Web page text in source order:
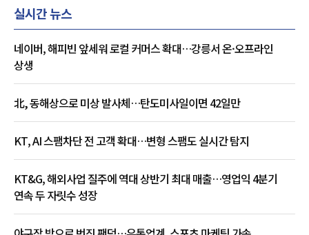
실시간 뉴스
네이버, 해피빈 앞세워 로컬 커머스 확대…강릉서 온·오프라인
상생
北, 동해상으로 미상 발사체…탄도미사일이면 42일만
KT, AI 스팸차단 전 고객 확대…변형 스팸도 실시간 탐지
KT&G, 해외사업 질주에 역대 상반기 최대 매출…영업익 4분기
연속 두 자릿수 성장